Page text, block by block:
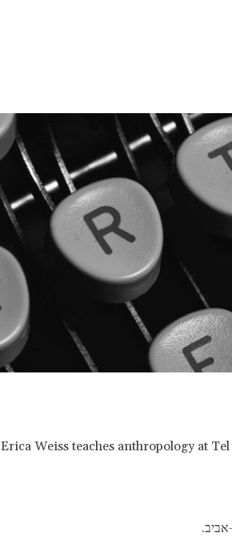
Erica Weiss teaches anthropology at
אביב.